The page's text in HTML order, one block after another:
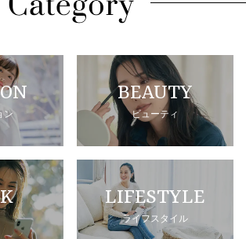
ン
BEAUTY
ビューティ
LIFESTYLE
ライフスタイル